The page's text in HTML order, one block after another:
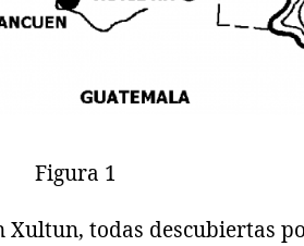
Figura 1
Xultun, todas descubiertas